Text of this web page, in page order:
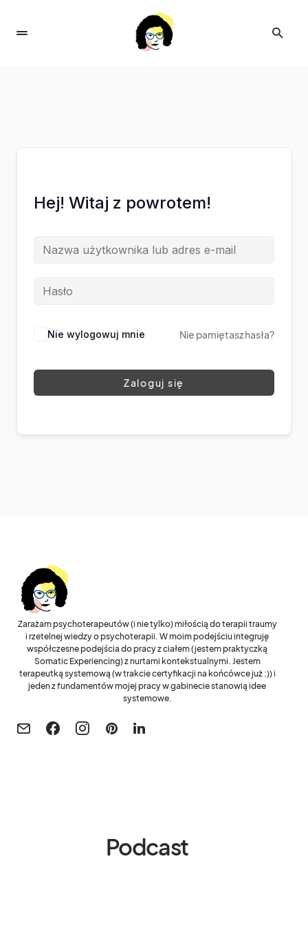
Hej! Witaj z powrotem!
Nie wylogowuj mnie Nie pamiętasz hasła?
Zaloguj się
Zarażam psychoterapeutów (i nie tylko) miłością do terapii traumy
i rzetelnej wiedzy o psychoterapii. W moim podejściu integruję
współczesne podejścia do pracy z ciałem (jestem praktyczką
Somatic Experiencing) z nurtami kontekstualnymi. Jestem
terapeutką systemową (w trakcie certyfikacji na końcówce już :)) i
jeden z fundamentów mojej pracy w gabinecie stanowią idee
systemowe.
Podcast